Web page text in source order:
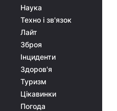
Наука
Техно і зв'язок
Лайт
Зброя
Інциденти
Здоров'я
Туризм
Цікавинки
Погода